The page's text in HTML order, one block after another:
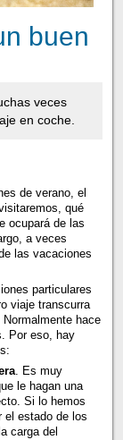
buen
veces
en coche.
de verano, el
qué
ocupará de las
a veces
las vacaciones
particulares
viaje transcurra
hace
Por eso, hay
. Es muy
le hagan una
Si lo hemos
el estado de los
carga del